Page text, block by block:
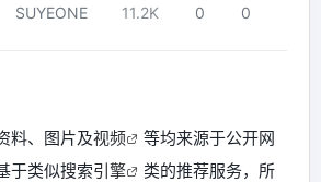
SUYEONE 11.2K 0 0
料、图片及视频
等均来源于公开网
于类似搜索引擎
类的推荐服务，所